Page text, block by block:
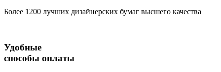
Более 1200 лучших дизайнерских бумаг высшего качества
Удобные
способы оплаты